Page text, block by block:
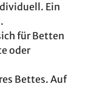
Ein
für Betten
oder
Bettes. Auf